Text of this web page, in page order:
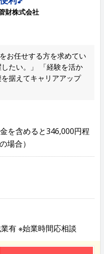
財株式会社
お任せする方を求めてい
たい。」 「経験を活か
据えてキャリアアップ
を含めると346,000円程
場合）
有 ※始業時間応相談